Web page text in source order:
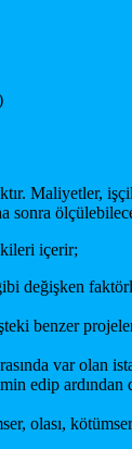
Maliyetler,
sonra
içerir;
değişken
benzer
var olan
edip ardından
olası,